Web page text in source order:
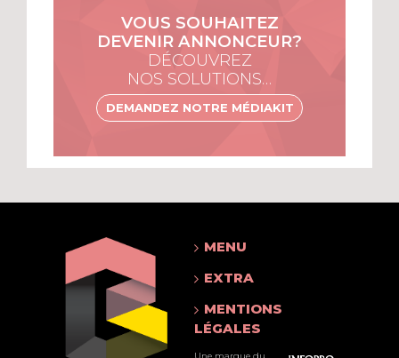
VOUS SOUHAITEZ
DEVENIR ANNONCEUR?
DÉCOUVREZ
NOS SOLUTIONS…
DEMANDEZ NOTRE MÉDIAKIT
MENU
EXTRA
MENTIONS
LÉGALES
Une marque du